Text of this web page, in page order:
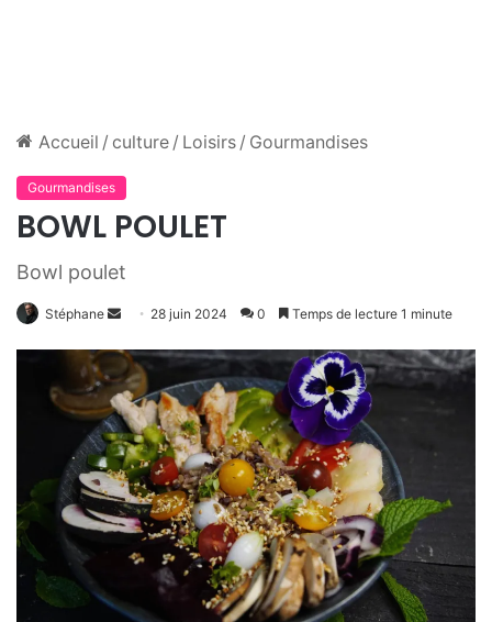
Accueil / culture / Loisirs / Gourmandises
Gourmandises
BOWL POULET
Bowl poulet
Stéphane
Envoyer
courriel
28 juin 2024 0 Temps de lecture 1 minute